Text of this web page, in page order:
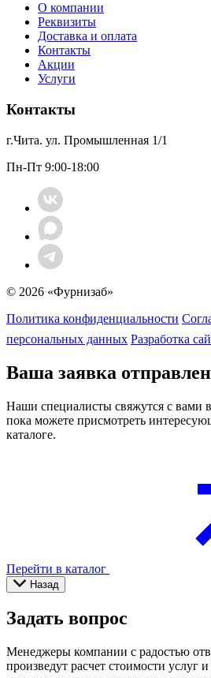
О компании
Реквизиты
Доставка и оплата
Контакты
Акции
Услуги
Контакты
г.Чита. ул. Промышленная 1/1
Пн-Пт 9:00-18:00
© 2026 «Фурнизаб»
Политика конфиденциальности
персональных данных Разработка
Ваша заявка
Наши специалисты свяжутся с вами
пока можете присмотреть
каталоге.
Перейти в каталог
Назад
Задать вопрос
Менеджеры компании с радостью
произведут расчет стоимости услуг